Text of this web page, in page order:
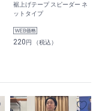
裾上げテープ スピーダー ネ
ットタイプ
220円 （税込）